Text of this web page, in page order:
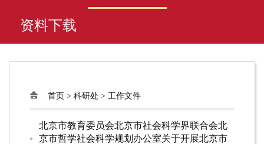
资料下载
首页 > 科研处 > 工作文件
北京市教育委员会北京市社会科学界联合会北
京市哲学社会科学规划办公室关于开展北京市